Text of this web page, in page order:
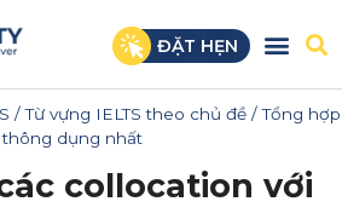
ĐẶT HẸN
/Từ vựng IELTS theo chủ đề /Tổng hợp
dụng nhất
collocation với